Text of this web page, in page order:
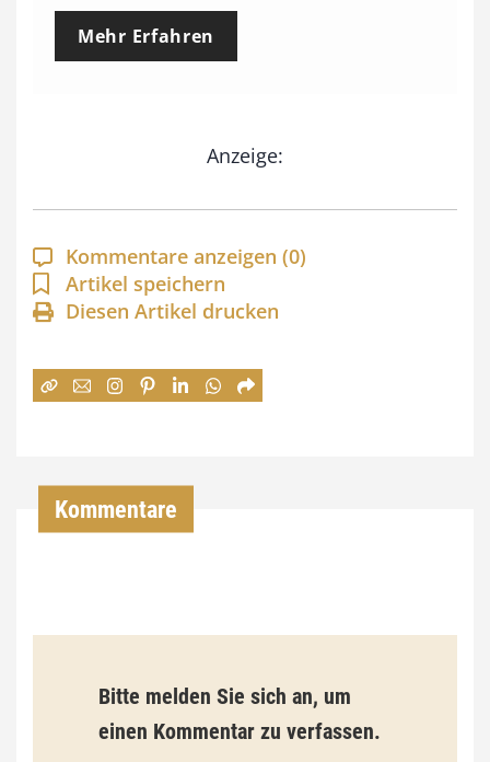
e
p
n
e
7
4
s
Mehr Erfahren
Anzeige:
Kommentare anzeigen (0)
Artikel speichern
Diesen Artikel drucken
Kommentare
Bitte melden Sie sich an, um
einen Kommentar zu verfassen.